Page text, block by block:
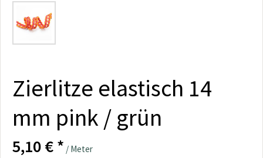
Zierlitze elastisch 14
mm pink / grün
5,10 € * / Meter